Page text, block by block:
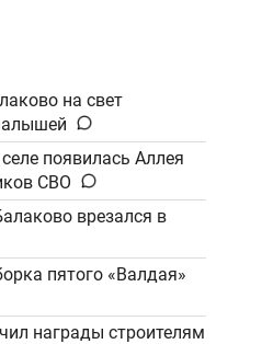
на свет
появилась Аллея
СВО
врезался в
пятого «Валдая»
награды строителям